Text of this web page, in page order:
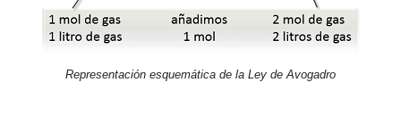
Representación esquemática de la Ley de Avogadro